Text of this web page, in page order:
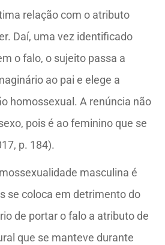
relação com o atributo
Daí, uma vez identificado
o falo, o sujeito passa a
ao pai e elege a
homossexual. A renúncia não
pois é ao feminino que se
p. 184).
masculina é
se coloca em detrimento do
de portar o falo a atributo de
que se manteve durante